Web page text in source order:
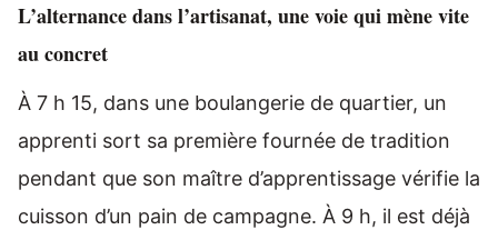
L’alternance dans l’artisanat, une voie qui mène vite
au concret
À 7 h 15, dans une boulangerie de quartier, un
apprenti sort sa première fournée de tradition
pendant que son maître d’apprentissage vérifie la
cuisson d’un pain de campagne. À 9 h, il est déjà